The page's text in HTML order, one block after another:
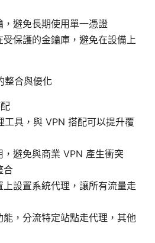
，避免長期使用單一憑證
保護的金鑰庫，避免在設備上
整合與優化
具，與 VPN 搭配可以提升覆
，避免與商業 VPN 產生衝突
合
設置系統代理，讓所有流量走
，分流特定站點走代理，其他